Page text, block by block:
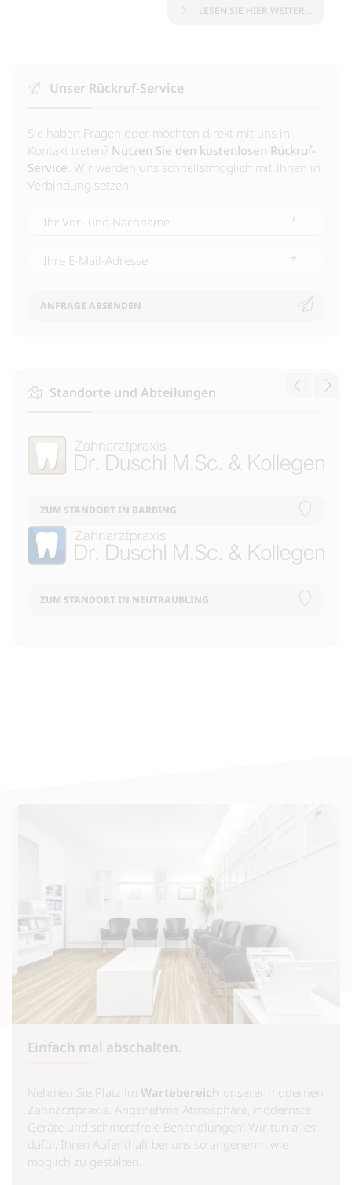
LESEN SIE HIER WEITER...
Unser Rückruf-Service
Sie haben Fragen oder möchten direkt mit uns in
Kontakt treten? Nutzen Sie den kostenlosen Rückruf-
Service . Wir werden uns schnellstmöglich mit Ihnen in
Verbindung setzen.
*
*
ANFRAGE ABSENDEN
Standorte und Abteilungen
ZUM STANDORT IN BARBING
ZUM STANDORT IN NEUTRAUBLING
Einfach mal abschalten.
Nehmen Sie Platz im Wartebereich unserer modernen
Zahnarztpraxis. Angenehme Atmosphäre, modernste
Geräte und schmerzfreie Behandlungen: Wir tun alles
dafür, Ihren Aufenthalt bei uns so angenehm wie
möglich zu gestalten.